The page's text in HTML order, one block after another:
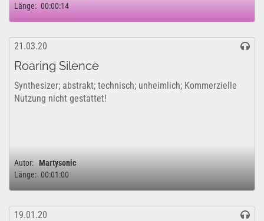
Länge: 00:00:14
21.03.20
Roaring Silence
Synthesizer; abstrakt; technisch; unheimlich; Kommerzielle
Nutzung nicht gestattet!
Autor: Martysonic
Länge: 00:01:00
19.01.20